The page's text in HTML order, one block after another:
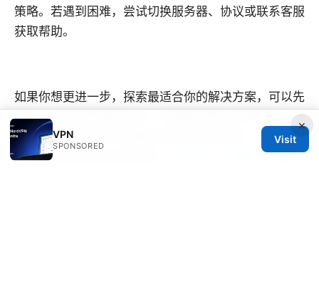
策略。若遇到困难，尝试切换服务器、协议或联系客服
获取帮助。
如果你想更进一步，探索最适合你的解决方案，可以先
通过本文提及的差异对比、实测和场景分析来筛选。记
得在体验前后对比不同服务器与协议的表现，以获得最
优化的上网体验与隐私保护。
永久vpn：购买、设置、
×
VPN
SPONSORED
Visit